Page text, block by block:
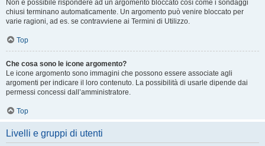
Non è possibile rispondere ad un argomento bloccato così come i sondaggi
chiusi terminano automaticamente. Un argomento può venire bloccato per
varie ragioni, ad es. se contravviene ai Termini di Utilizzo.
Top
Che cosa sono le icone argomento?
Le icone argomento sono immagini che possono essere associate agli
argomenti per indicare il loro contenuto. La possibilità di usarle dipende dai
permessi concessi dall’amministratore.
Top
Livelli e gruppi di utenti